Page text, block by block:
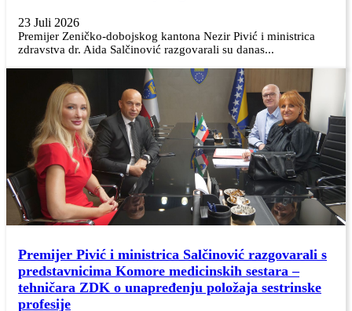
23 Juli 2026
Premijer Zeničko-dobojskog kantona Nezir Pivić i ministrica
zdravstva dr. Aida Salčinović razgovarali su danas...
Premijer Pivić i ministrica Salčinović razgovarali s
predstavnicima Komore medicinskih sestara –
tehničara ZDK o unapređenju položaja sestrinske
profesije